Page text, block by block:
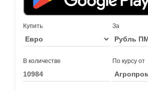
Купить За
В количестве По курсу от